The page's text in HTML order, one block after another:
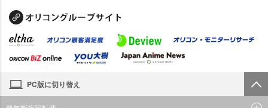
PC版に切り替え